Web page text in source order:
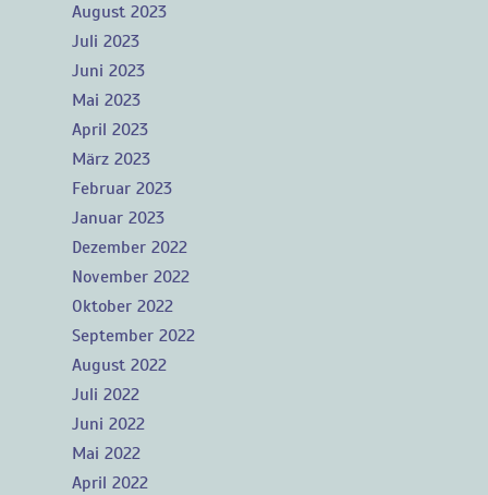
August 2023
Juli 2023
Juni 2023
Mai 2023
April 2023
März 2023
Februar 2023
Januar 2023
Dezember 2022
November 2022
Oktober 2022
September 2022
August 2022
Juli 2022
Juni 2022
Mai 2022
April 2022